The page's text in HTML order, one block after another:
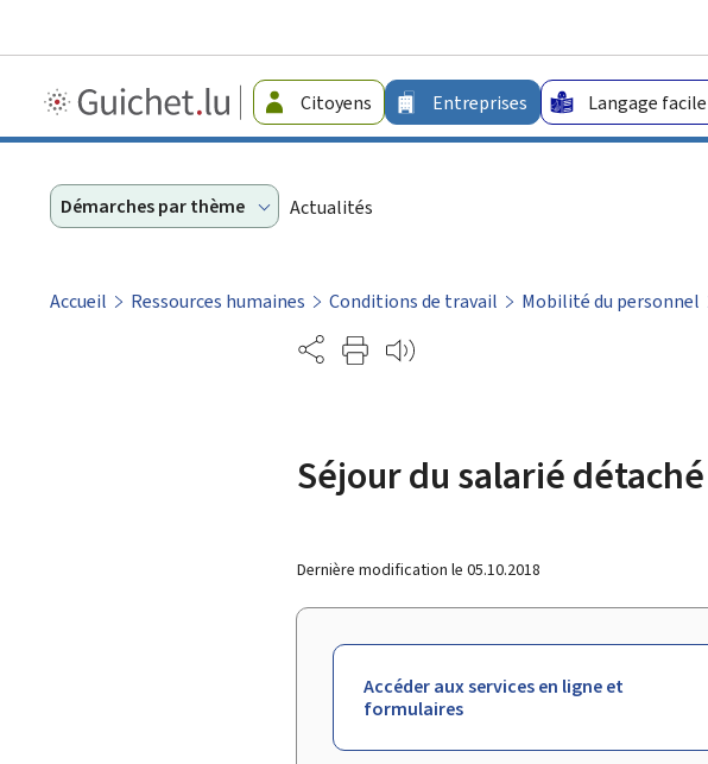
Guichet.lu
-
Citoyens Entreprises Langage facile
Démarches par thème Actualités
Accueil Ressources humaines Conditions de travail Mobilité du personnel
Partage
Séjour du salarié
Dernière modification le 05.10.2018
Accéder aux services en ligne et
formulaires